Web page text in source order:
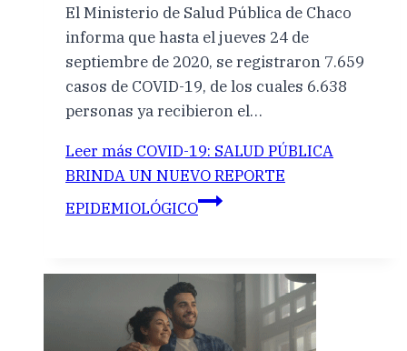
El Ministerio de Salud Pública de Chaco
informa que hasta el jueves 24 de
septiembre de 2020, se registraron 7.659
casos de COVID-19, de los cuales 6.638
personas ya recibieron el…
Leer más COVID-19: SALUD PÚBLICA
BRINDA UN NUEVO REPORTE
EPIDEMIOLÓGICO